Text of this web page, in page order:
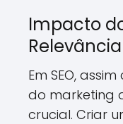
Impacto
Em SEO,
do marketing
crucial. Criar